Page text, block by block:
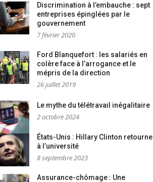
Discrimination à l’embauche : sept
entreprises épinglées par le
gouvernement
7 février 2020
Ford Blanquefort : les salariés en
colère face à l’arrogance et le
mépris de la direction
26 juillet 2019
Le mythe du télétravail inégalitaire
2 octobre 2024
États-Unis : Hillary Clinton retourne
à l’université
8 septembre 2023
Assurance-chômage : Une